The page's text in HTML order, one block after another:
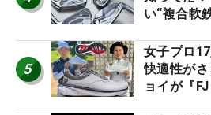
い“複合軟
5
女子プロ
快適性が
ョイが『